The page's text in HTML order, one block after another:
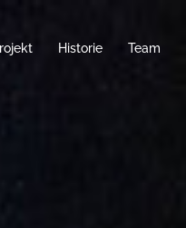
Historie Team